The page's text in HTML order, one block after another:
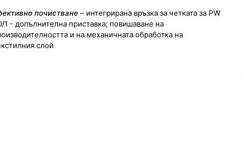
почистване – интегрирана връзка за четката за PW
1 - допълнителна приставка; повишаване на
и на механичната обработка на
слой